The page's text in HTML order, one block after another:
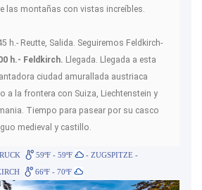
las montañas con vistas increíbles.
h.- Reutte, Salida. Seguiremos Feldkirch-
h.- Feldkirch. Llegada. Llegada a esta
ciudad amurallada austriaca
a la frontera con Suiza, Liechtenstein y
Tiempo para pasear por su casco
medieval y castillo.
59ºF - 59ºF
- ZUGSPITZE -
66ºF - 70ºF